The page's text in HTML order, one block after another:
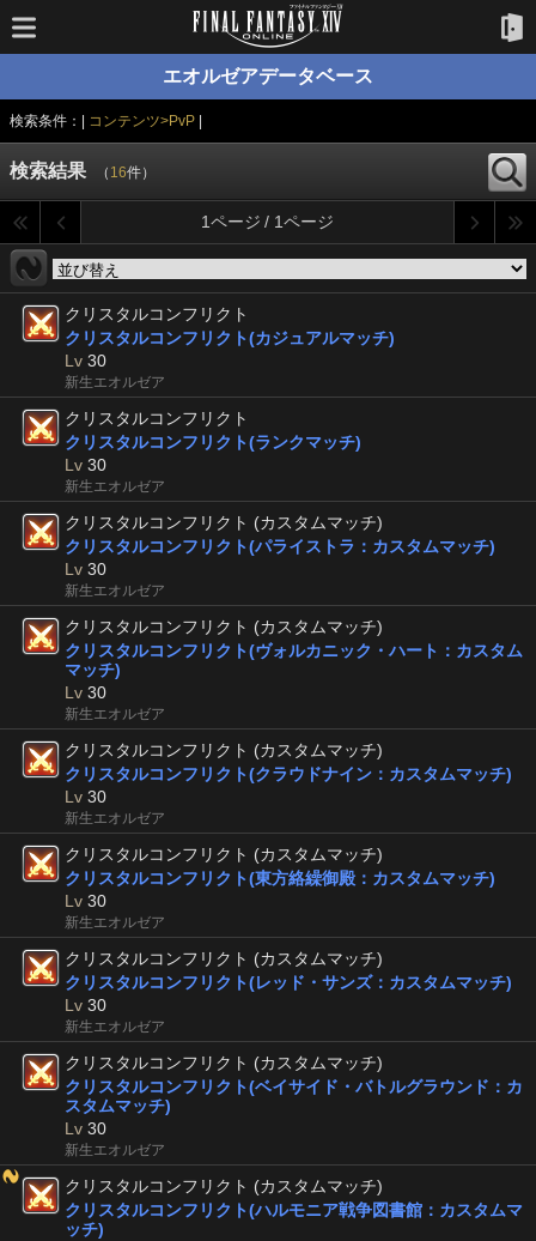
エオルゼアデータベース
検索条件：| コンテンツ>PvP|
検索結果 （ 16件）
1ページ / 1ページ
クリスタルコンフリクト
クリスタルコンフリクト(カジュアルマッチ)
Lv 30
新生エオルゼア
クリスタルコンフリクト
クリスタルコンフリクト(ランクマッチ)
Lv 30
新生エオルゼア
クリスタルコンフリクト (カスタムマッチ)
クリスタルコンフリクト(パライストラ：カスタムマッチ)
Lv 30
新生エオルゼア
クリスタルコンフリクト (カスタムマッチ)
クリスタルコンフリクト(ヴォルカニック・ハート：カスタム
マッチ)
Lv 30
新生エオルゼア
クリスタルコンフリクト (カスタムマッチ)
クリスタルコンフリクト(クラウドナイン：カスタムマッチ)
Lv 30
新生エオルゼア
クリスタルコンフリクト (カスタムマッチ)
クリスタルコンフリクト(東方絡繰御殿：カスタムマッチ)
Lv 30
新生エオルゼア
クリスタルコンフリクト (カスタムマッチ)
クリスタルコンフリクト(レッド・サンズ：カスタムマッチ)
Lv 30
新生エオルゼア
クリスタルコンフリクト (カスタムマッチ)
クリスタルコンフリクト(ベイサイド・バトルグラウンド：カ
スタムマッチ)
Lv 30
新生エオルゼア
クリスタルコンフリクト (カスタムマッチ)
クリスタルコンフリクト(ハルモニア戦争図書館：カスタムマ
ッチ)